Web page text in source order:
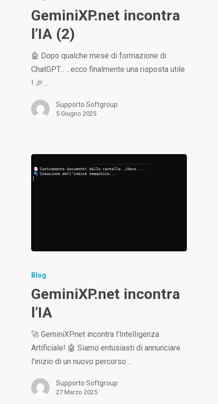
GeminiXP.net incontra
l’IA (2)
🤖 Dopo qualche mese di formazione di
ChatGPT... ...ecco finalmente una risposta utile
! 🎉…
Supporto Softgroup
5 Giugno 2025
Blog
GeminiXP.net incontra
l’IA
🚀 GeminiXP.net incontra l’Intelligenza
Artificiale! 🤖 Siamo entusiasti di annunciare
l'inizio di un nuovo percorso…
Supporto Softgroup
27 Marzo 2025